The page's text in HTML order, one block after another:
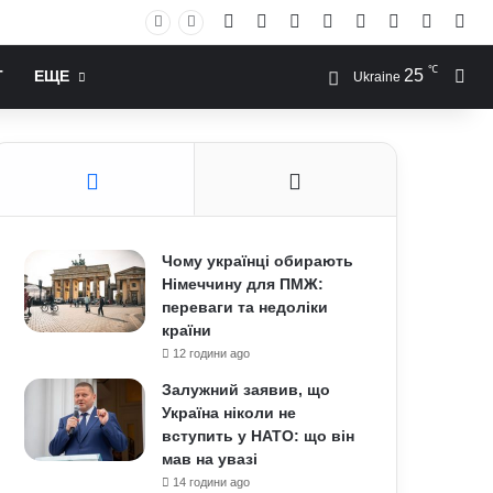
Facebook YouTubeInstagram
RSS Log In
ЕЩЕ Ukraine 25 ℃
Чому українці обирають
Німеччину для ПМЖ:
переваги та недоліки
країни
12 години ago
Залужний заявив, що
Україна ніколи не
вступить у НАТО: що він
мав на увазі
14 години ago